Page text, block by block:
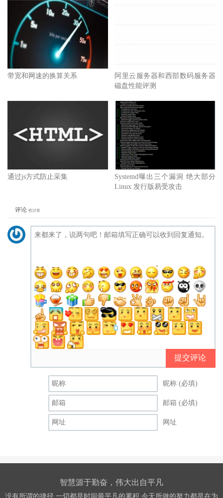
带宽和网速的换算关系
阿里云服务器和西部数码服务器
磁盘性能评测
通过js方式防止采集
Systemd曝出三个漏洞 绝大部分
Linux 发行版易受攻击
评论 抢沙发
提交评论
昵称 (必填)
邮箱 (必填)
网址
智慧源于勤奋，伟大出自平凡
没有所谓的捷径,一切都是时间最平凡的累积,今天所做的努力都是在为